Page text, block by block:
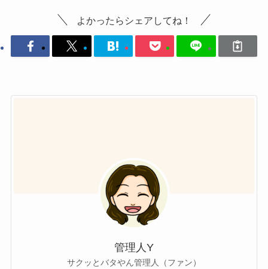
よかったらシェアしてね！
管理人Y
サクッとバタやん管理人（ファン）